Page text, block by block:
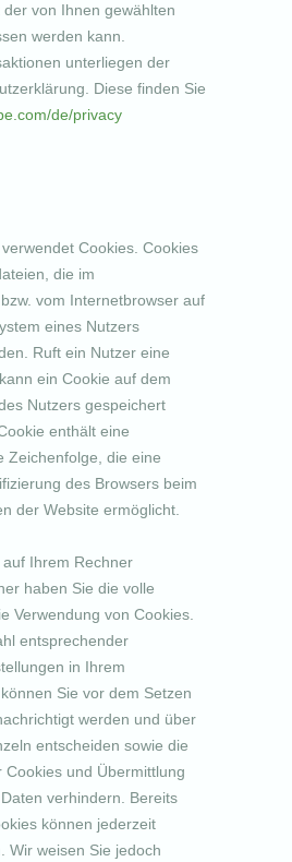
von Ihnen gewählten
werden kann.
unterliegen der
Diese finden Sie
de/privacy
Cookies. Cookies
die im
vom Internetbrowser auf
eines Nutzers
Ruft ein Nutzer eine
ein Cookie auf dem
Nutzers gespeichert
enthält eine
Zeichenfolge, die eine
des Browsers beim
der Website ermöglicht.
Ihrem Rechner
haben Sie die volle
Verwendung von Cookies.
entsprechender
in Ihrem
Sie vor dem Setzen
werden und über
entscheiden sowie die
Cookies und Übermittlung
verhindern. Bereits
können jederzeit
Wir weisen Sie jedoch